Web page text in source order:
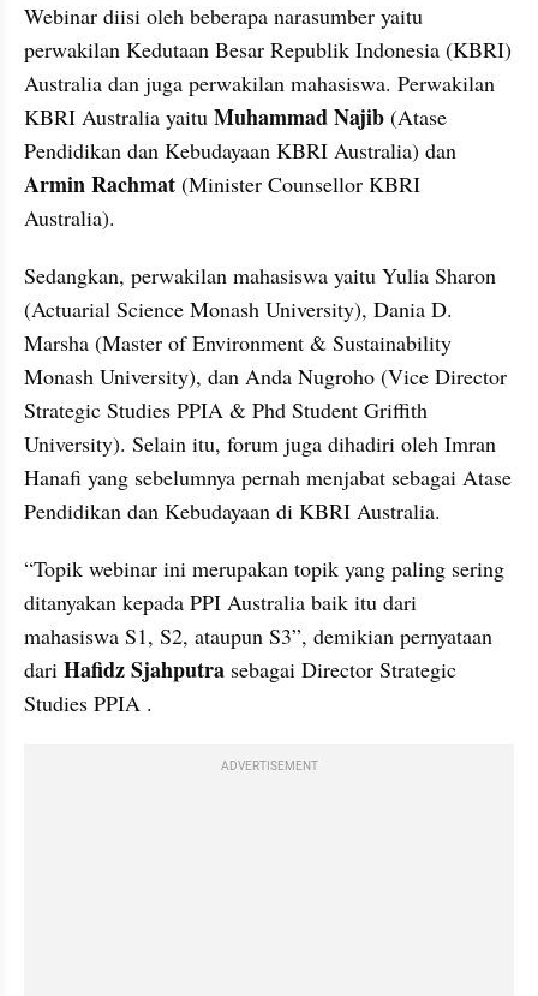
Webinar diisi oleh beberapa narasumber yaitu
perwakilan Kedutaan Besar Republik Indonesia (KBRI)
Australia dan juga perwakilan mahasiswa. Perwakilan
KBRI Australia yaitu Muhammad Najib (Atase
Armin Rachmat (Minister Counsellor KBRI
Australia).
Sedangkan, perwakilan mahasiswa yaitu Yulia Sharon
(Actuarial Science Monash University), Dania D.
Marsha (Master of Environment & Sustainability
Monash University), dan Anda Nugroho (Vice Director
Strategic Studies PPIA & Phd Student Griffith
University). Selain itu, forum juga dihadiri oleh Imran
Hanafi yang sebelumnya pernah menjabat sebagai Atase
Pendidikan dan Kebudayaan di KBRI Australia.
“Topik webinar ini merupakan topik yang paling sering
ditanyakan kepada PPI Australia baik itu dari
mahasiswa S1, S2, ataupun S3”, demikian pernyataan
dari Hafidz Sjahputra sebagai Director Strategic
Studies PPIA .
ADVERTISEMENT